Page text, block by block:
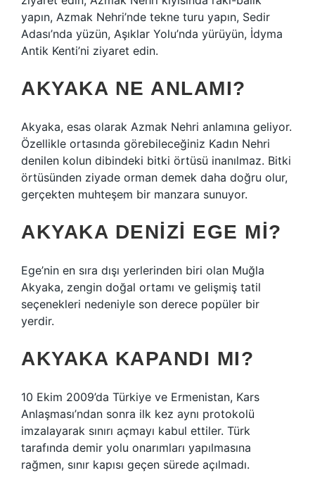
yapın, Azmak Nehri’nde tekne turu yapın, Sedir
Adası’nda yüzün, Aşıklar Yolu’nda yürüyün, İdyma
Antik Kenti’ni ziyaret edin.
AKYAKA NE ANLAMI?
Akyaka, esas olarak Azmak Nehri anlamına geliyor.
Özellikle ortasında görebileceğiniz Kadın Nehri
denilen kolun dibindeki bitki örtüsü inanılmaz. Bitki
örtüsünden ziyade orman demek daha doğru olur,
gerçekten muhteşem bir manzara sunuyor.
AKYAKA DENIZI EGE MI?
Ege’nin en sıra dışı yerlerinden biri olan Muğla
Akyaka, zengin doğal ortamı ve gelişmiş tatil
seçenekleri nedeniyle son derece popüler bir
yerdir.
AKYAKA KAPANDI MI?
10 Ekim 2009’da Türkiye ve Ermenistan, Kars
Anlaşması’ndan sonra ilk kez aynı protokolü
imzalayarak sınırı açmayı kabul ettiler. Türk
tarafında demir yolu onarımları yapılmasına
rağmen, sınır kapısı geçen sürede açılmadı.